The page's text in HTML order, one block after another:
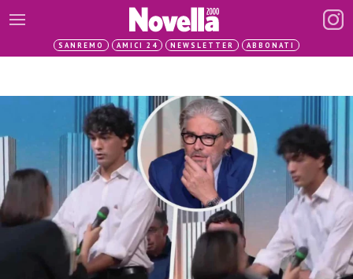
SANREMO AMICI 24 NEWSLETTER ABBONATI